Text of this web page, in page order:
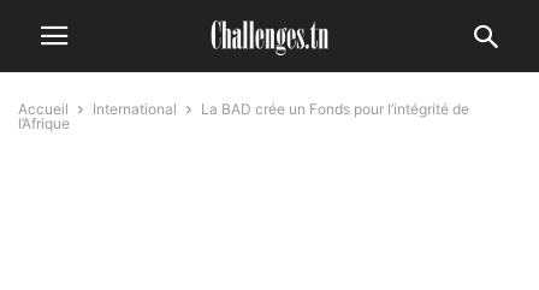
Accueil International
La BAD crée un Fonds pour l’intégrité de
l’Afrique